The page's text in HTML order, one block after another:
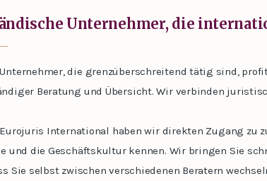
Unternehmer, die
die grenzüberschreitend tätig sind,
Beratung und Übersicht. Wir verbinden
International haben wir direkten Zugang zu
und die Geschäftskultur kennen. Wir bringen Sie
Sie selbst zwischen verschiedenen Beratern